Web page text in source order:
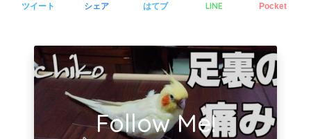
ツイート シェア はてブ LINE Pocket
Follow Me!